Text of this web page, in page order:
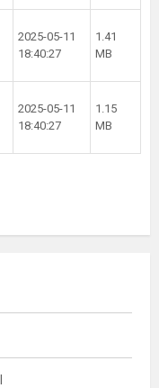
2025-05-11
18:40:27
1.41
MB
2025-05-11
18:40:27
1.15
MB